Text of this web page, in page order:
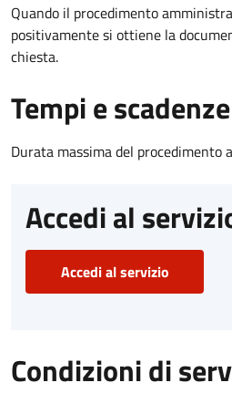
Quando il procedimento
positivamente si ottiene la
chiesta.
Tempi e scadenze
Durata massima del
Accedi al
Accedi al servizio
Condizioni di